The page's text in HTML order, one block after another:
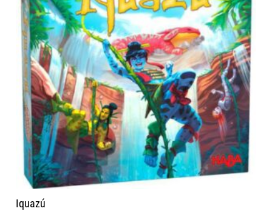
Iquazú